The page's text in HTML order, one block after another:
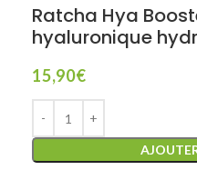
Ratcha Hya
hyaluronique
15,90€